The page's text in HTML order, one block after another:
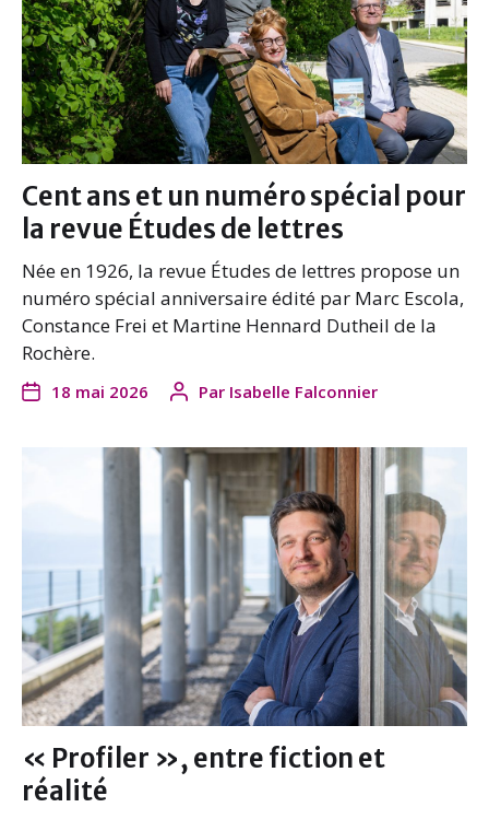
Cent ans et un numéro spécial pour
la revue Études de lettres
Née en 1926, la revue Études de lettres propose un
numéro spécial anniversaire édité par Marc Escola,
Constance Frei et Martine Hennard Dutheil de la
Rochère.
18 mai 2026 Par Isabelle Falconnier
« Profiler », entre fiction et
réalité